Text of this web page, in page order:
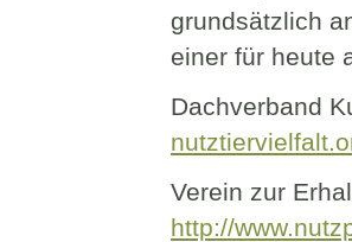
grundsätzlich
einer für heute
Dachverband
Verein zur
http://